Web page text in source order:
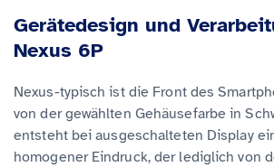
Gerätedesign und
Nexus 6P
Nexus-typisch ist die Front des
von der gewählten Gehäusefarbe in
entsteht bei ausgeschalteten Display
homogener Eindruck, der lediglich von